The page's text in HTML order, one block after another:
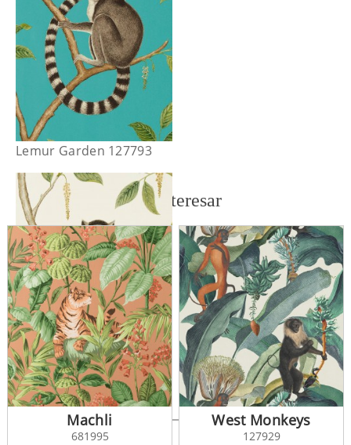
Lemur Garden 127793
Lemur Garden 127794
También te puede interesar
Machli
681995
West Monkeys
127929